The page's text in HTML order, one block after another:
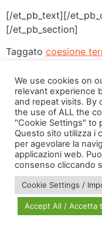
[/et_pb_text][/
[/et_pb_section]
Taggato coesione
via Bonardi, 3
20133 Milano
Open in Maps
We use cookies on
relevant experience
and repeat visits. By
the use of ALL the
"Cookie Settings" to
Questo sito utilizza i
per agevolare la
applicazioni web.
consenso cliccando
Cookie Settings /
Accept All / Accetta